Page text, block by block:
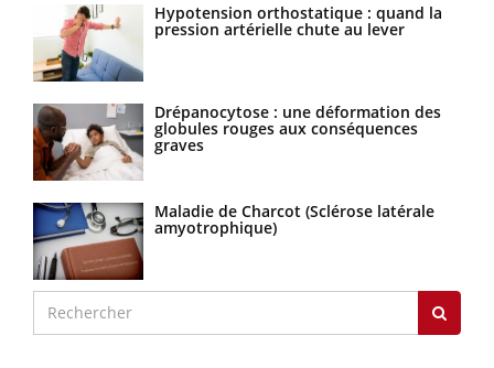
Hypotension orthostatique : quand la
pression artérielle chute au lever
Drépanocytose : une déformation des
globules rouges aux conséquences
graves
Maladie de Charcot (Sclérose latérale
amyotrophique)